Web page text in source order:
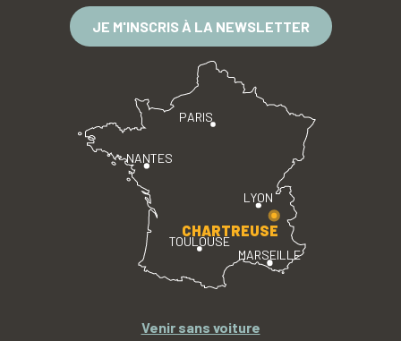
JE M'INSCRIS À LA NEWSLETTER
PARIS
LYON
TOULOUSE
MARSEILLE
NANTES
CHARTREUSE
Venir sans voiture